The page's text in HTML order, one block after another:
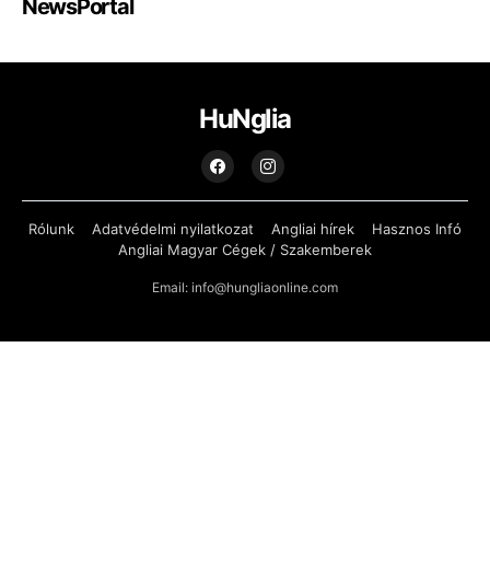
NewsPortal
HuNglia
Rólunk Adatvédelmi nyilatkozat Angliai hírek
Hasznos Infó
Angliai Magyar Cégek / Szakemberek
Email: info@hungliaonline.com